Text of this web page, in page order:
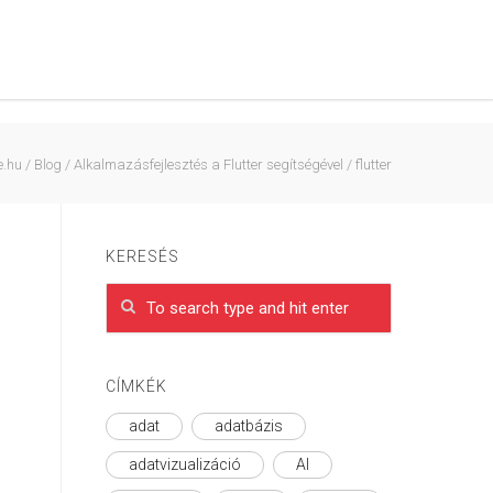
/ Blog / Alkalmazásfejlesztés a Flutter segítségével / flutter
KERESÉS
CÍMKÉK
adat adatbázis
adatvizualizáció AI